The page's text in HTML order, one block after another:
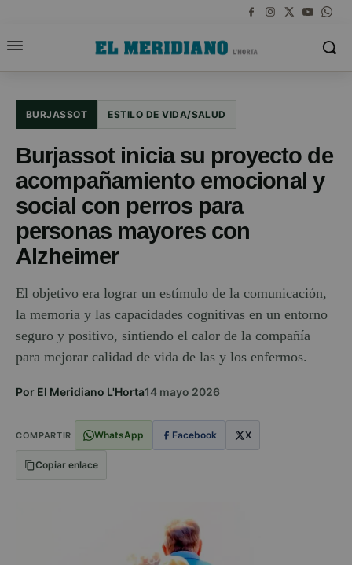
BURJASSOT ESTILO DE VIDA/SALUD
Burjassot inicia su proyecto de
acompañamiento emocional y
social con perros para
personas mayores con
Alzheimer
El objetivo era lograr un estímulo de la comunicación,
la memoria y las capacidades cognitivas en un entorno
seguro y positivo, sintiendo el calor de la compañía
para mejorar calidad de vida de las y los enfermos.
Por El Meridiano L'Horta14 mayo 2026
COMPARTIR WhatsApp Facebook X
Copiar enlace